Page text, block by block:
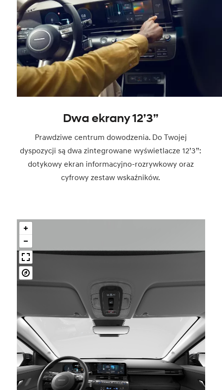
Dwa ekrany 12’3”
Prawdziwe centrum dowodzenia. Do Twojej
dyspozycji są dwa zintegrowane wyświetlacze 12’3”:
dotykowy ekran informacyjno-rozrywkowy oraz
cyfrowy zestaw wskaźników.